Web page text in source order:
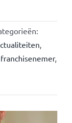
franchisenemer,